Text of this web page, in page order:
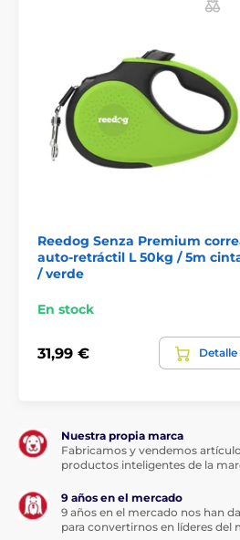
Las correas Reedog están
que nunca se enreda ni se
fabricada con material de alta
El tejido se utiliza en el ejército
paracaídas, por lo que se
capacidad para soportar cargas.
Un solo toque: control
instantáneo
Tanto si le sorprende un
Reedog Senza Premium
auto-retráctil L 50kg / 5m
/ verde
En stock
31,99 € Detalle
Nuestra propia marca
Fabricamos y vendemos
productos inteligentes de la
9 años en el mercado
9 años en el mercado nos han
para convertirnos en líderes del